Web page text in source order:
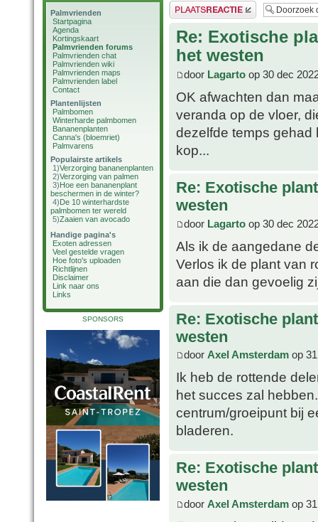
Palmvrienden
Startpagina
Agenda
Kortingskaart
Palmvrienden forums
Palmvrienden chat
Palmvrienden wiki
Palmvrienden maps
Palmvrienden label
Contact
Plantenlijsten
Palmbomen
Winterharde palmbomen
Bananenplanten
Canna's (bloemriet)
Palmvarens
Populairste artikels
1)Verzorging bananenplanten
2)Verzorging van palmen
3)Hoe een bananenplant
beschermen in de winter?
4)De 10 winterhardste
palmbomen ter wereld
5)Zaaien van avocado
Handige pagina's
Exoten adressen
Veel gestelde vragen
Hoe foto's uploaden
Richtlijnen
Disclaimer
Link naar ons
Links
SPONSORS
Plaats een reactie
Re: Exotische
het westen
door Lagarto op 30 dec
OK afwachten dan
veranda op de vloer,
dezelfde temps gehad
kop...
Re: Exotische
westen
door Lagarto op 30 dec
Als ik de aangedane
Verlos ik de plant van
aan die dan gevoelig
Re: Exotische
westen
door Axel Amsterdam op
Ik heb de rottende
het succes zal
centrum/groeipunt bij
bladeren.
Re: Exotische
westen
door Axel Amsterdam op